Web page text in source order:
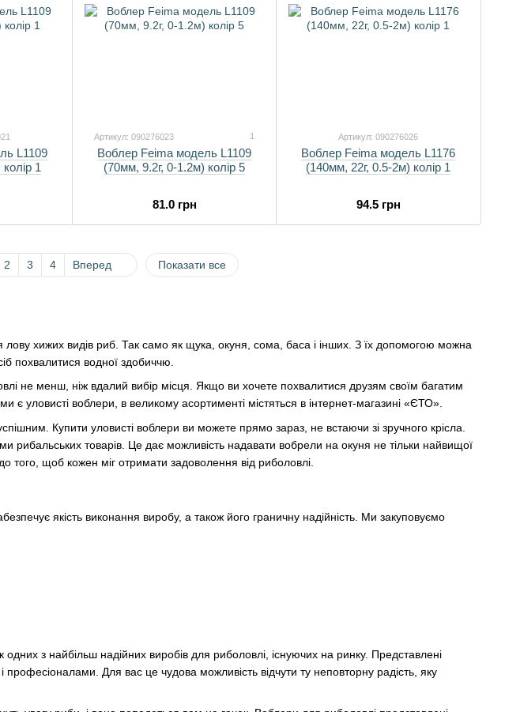
хижих видів риб. Так само як щука, окуня, сома, баса і інших. З їх допомогою можна
похвалитися водної здобиччю.
не менш, ніж вдалий вибір місця. Якщо ви хочете похвалитися друзям своїм багатим
уловисті воблери, в великому асортименті містяться в інтернет-магазині «ЄТО».
Купити уловисті воблери ви можете прямо зараз, не встаючи зі зручного крісла.
рибальських товарів. Це дає можливість надавати вобрели на окуня не тільки найвищої
того, щоб кожен міг отримати задоволення від риболовлі.
якість виконання виробу, а також його граничну надійність. Ми закуповуємо
з найбільш надійних виробів для риболовлі, існуючих на ринку. Представлені
Для вас це чудова можливість відчути ту неповторну радість, яку
L1109
1
Артикул: 090276023 1
Воблер Feima модель L1109
(70мм, 9.2г, 0-1.2м) колір 5
81.0 грн
Артикул: 090276026
Воблер Feima модель L1176
(140мм, 22г, 0.5-2м) колір 1
94.5 грн
2 3 4 Вперед Показати все